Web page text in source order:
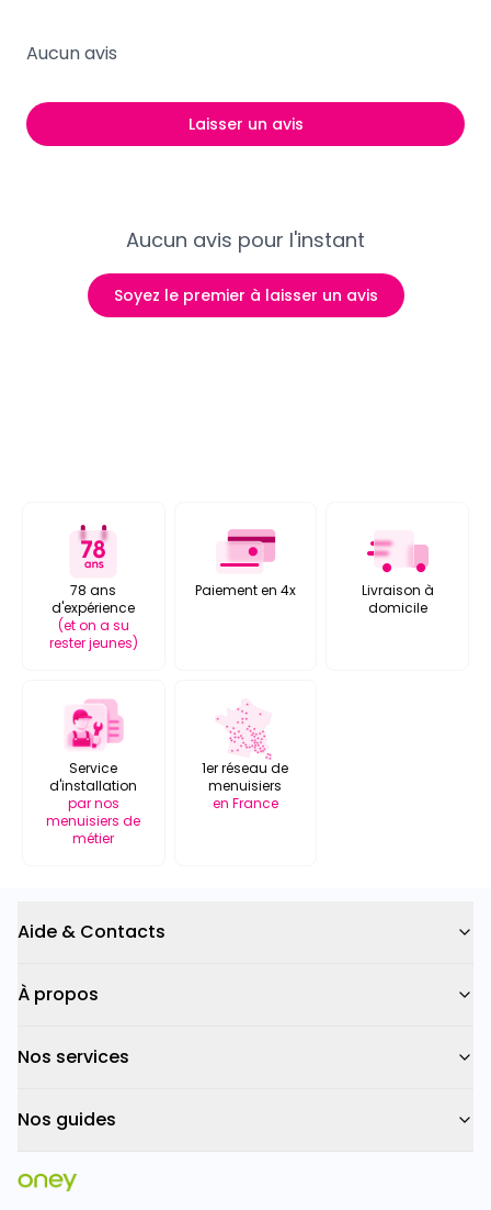
Aucun avis pour l'instant
Soyez le premier à laisser un avis
Aucun avis
Laisser un avis
78 ans
d'expérience
(et on a su
rester jeunes)
Paiement en 4x
Livraison à
domicile
Service
d'installation
par nos
menuisiers de
métier
1er réseau de
menuisiers
en France
Aide & Contacts
À propos
Nos services
Nos guides